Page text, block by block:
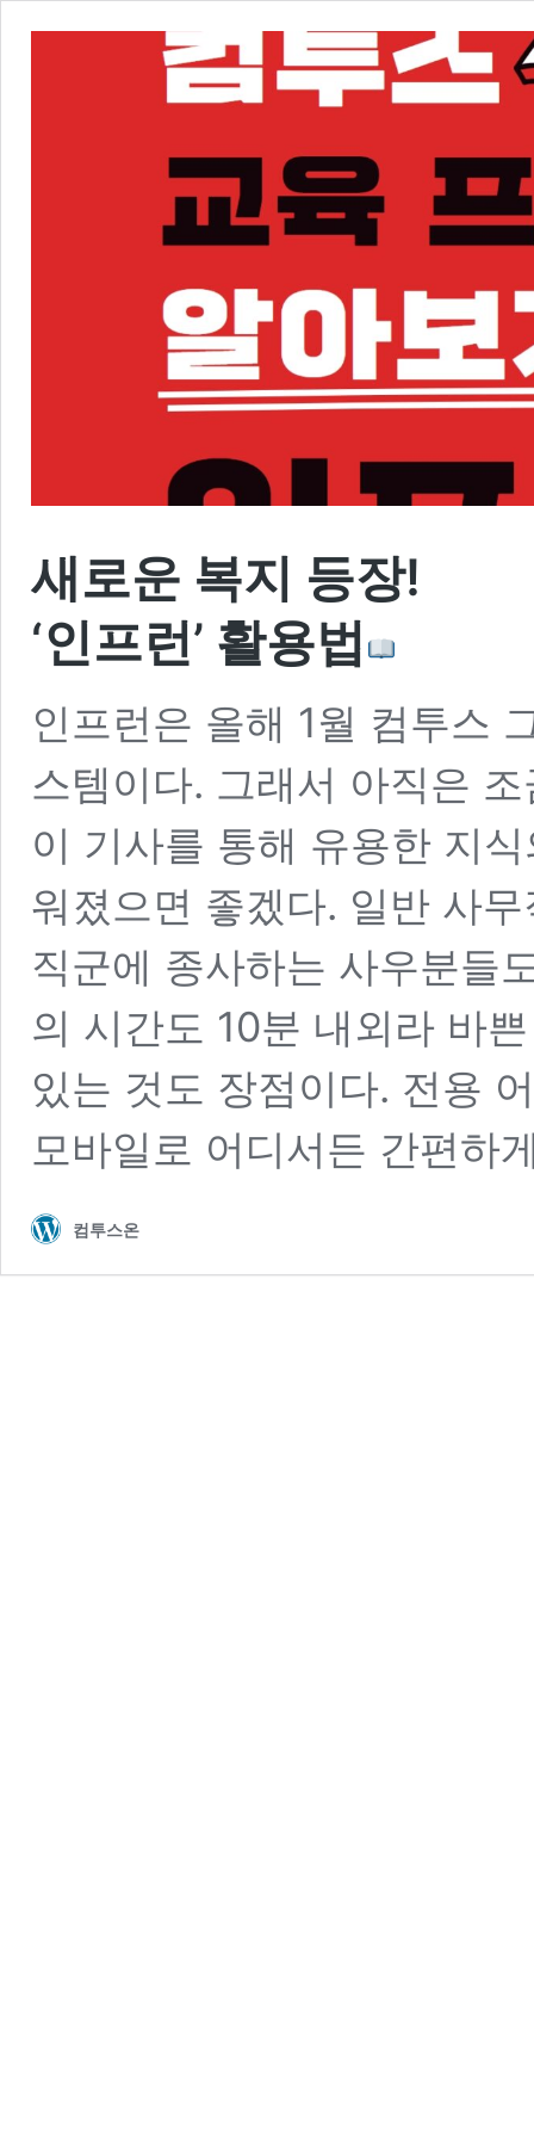
새로운 복지 등장!
‘인프런’ 활용법
인프런은 올해 1월 컴투스
스템이다. 그래서 아직은
이 기사를 통해 유용한 지
워졌으면 좋겠다. 일반 사
직군에 종사하는 사우분들
의 시간도 10분 내외라 바
있는 것도 장점이다. 전용
모바일로 어디서든 간편하
컴투스온